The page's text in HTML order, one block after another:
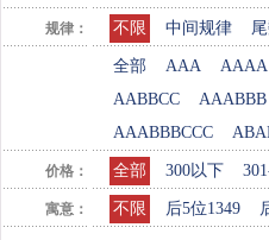
规律： 不限 中间规律
全部 AAA AAAA
AABBCC
AAABBB
AAABBBCCC
价格： 全部 300以下
寓意： 不限 后5位1349